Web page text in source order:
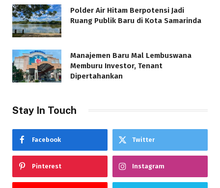
Polder Air Hitam Berpotensi Jadi
Ruang Publik Baru di Kota Samarinda
Manajemen Baru Mal Lembuswana
Memburu Investor, Tenant
Dipertahankan
Stay In Touch
Facebook Twitter
Pinterest Instagram